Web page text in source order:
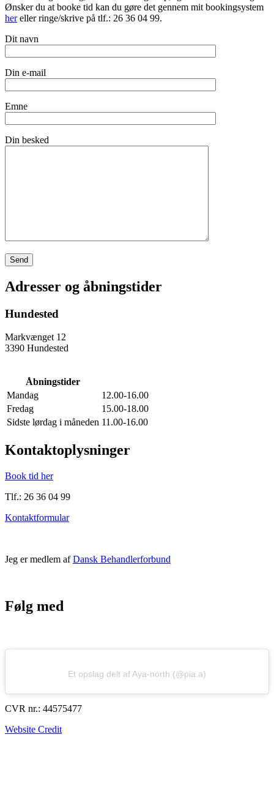
Ønsker du at booke tid kan du gøre det gennem mit bookingsystem
hereller ringe/skrive på tlf.: 26 36 04 99.
Dit navn
Din e-mail
Emne
Din besked
Adresser og åbningstider
Hundested
Markvænget 12
3390 Hundested
Åbningstider
Mandag
12.00-16.00
Fredag
15.00-18.00
Sidste lørdag i måneden 11.00-16.00
Kontaktoplysninger
Book tid her
Tlf.: 26 36 04 99
Kontaktformular
Jeg er medlem afDansk Behandlerforbund
Følg med
Et opslag delt af Aya-north (@pia.a)
CVR nr.: 44575477
Website Credit